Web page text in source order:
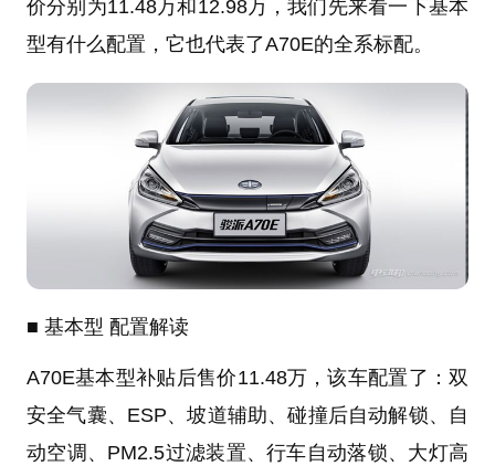
价分别为11.48万和12.98万，我们先来看一下基本
型有什么配置，它也代表了A70E的全系标配。
■ 基本型 配置解读
A70E基本型补贴后售价11.48万 ，该车配置了：双
安全气囊、ESP、坡道辅助、碰撞后自动解锁、自
动空调、PM2.5过滤装置、行车自动落锁、大灯高